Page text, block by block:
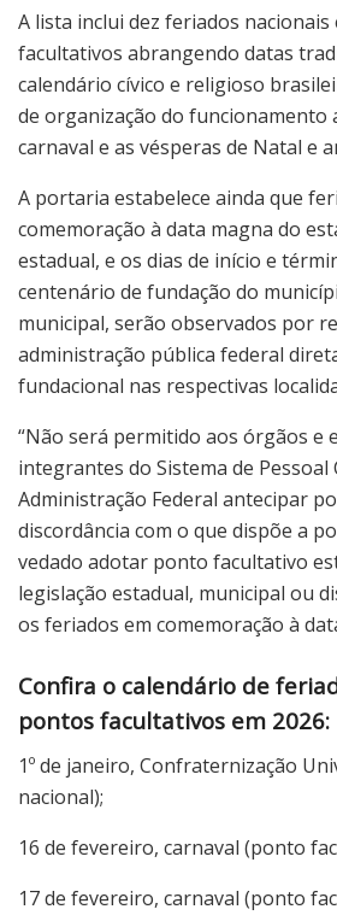
A lista inclui dez feriados
facultativos abrangendo datas
calendário cívico e religioso
de organização do funcionamento
carnaval e as vésperas de Natal e
A portaria estabelece ainda que
comemoração à data magna do
estadual, e os dias de início e
centenário de fundação do
municipal, serão observados por
administração pública federal
fundacional nas respectivas
“Não será permitido aos órgãos e
integrantes do Sistema de Pessoal
Administração Federal antecipar
discordância com o que dispõe a
vedado adotar ponto facultativo
legislação estadual, municipal ou
os feriados em comemoração à
Confira o calendário de
pontos facultativos em 2026:
1º de janeiro, Confraternização
nacional);
16 de fevereiro, carnaval (ponto
17 de fevereiro, carnaval (ponto